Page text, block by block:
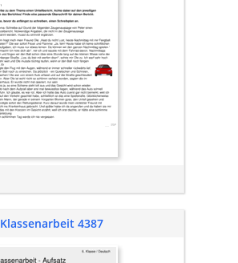
Klassenarbeit 4387